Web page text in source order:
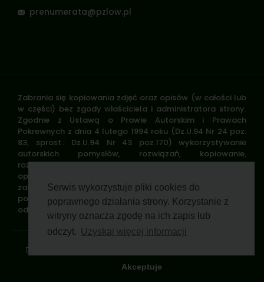
Serwis wykorzystuje pliki cookies do
poprawnego działania strony. Korzystanie z
witryny oznacza zgodę na ich zapis lub
odczyt.
Uzyskaj więcej informacji
Akceptuje
prenumerata@pzlow.pl
Zabrania się kopiowania zdjęć oraz opisów (w całości lub
w części) bez zgody właściciela i administratora strony.
Zgodnie z Ustawą o Prawie Autorskim i Prawach
Pokrewnych z dnia 4 lutego 1994 roku (Dz.U.94 Nr 24 poz.
83, sprost.: Dz.U.94 Nr 43 poz.170) wykorzystywanie
autorskich pomysłów, rozwiązań, kopiowanie,
rozpowszechnianie zdjęć, fragmentów grafiki, tekstów
opisów w celach zarobkowych, bez zezwolenia autora jest
zabronione i stanowi naruszenie praw autorskich oraz
podlega karze. Znaki towarowe i graficzne są własnością
odpowiednich firm i/lub instytucji.
© 2026 Polski Związek Łowiecki. All rights reserved
Wsparcie GWP Wirtualnie